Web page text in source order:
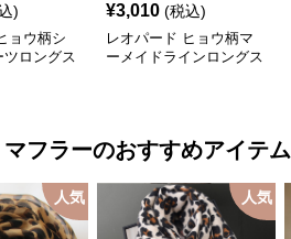
)
ョウ柄シ
ツロングス
¥3,010 (税込)
レオパード ヒョウ柄マ
ーメイドラインロングス
マフラーのおすすめアイテム
人気 人気